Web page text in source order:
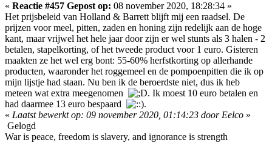
« Reactie #457 Gepost op: 08 november 2020, 18:28:34 »
Het prijsbeleid van Holland & Barrett blijft mij een raadsel. De
prijzen voor meel, pitten, zaden en honing zijn redelijk aan de hoge
kant, maar vrijwel het hele jaar door zijn er wel stunts als 3 halen - 2
betalen, stapelkorting, of het tweede product voor 1 euro. Gisteren
maakten ze het wel erg bont: 55-60% herfstkorting op allerhande
producten, waaronder het roggemeel en de pompoenpitten die ik op
mijn lijstje had staan. Nu ben ik de beroerdste niet, dus ik heb
meteen wat extra meegenomen
. Ik moest 10 euro betalen en
had daarmee 13 euro bespaard
.
« Laatst bewerkt op: 09 november 2020, 01:14:23 door Eelco »
Gelogd
War is peace, freedom is slavery, and ignorance is strength